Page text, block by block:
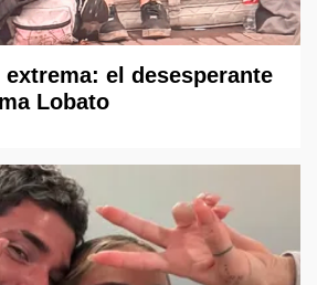
el desesperante
Lobato